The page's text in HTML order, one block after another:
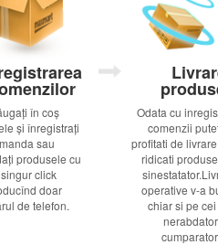
în coș
și înregistrați
sau
produsele cu
click
doar
de telefon.
Odata cu
comenzii
profitati de
ridicati
operative v-a
chiar si pe